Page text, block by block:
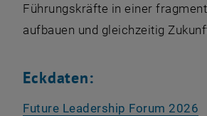
Führungskräfte in einer
aufbauen und gleichzeitig
Eckdaten:
Future Leadership Forum 2026